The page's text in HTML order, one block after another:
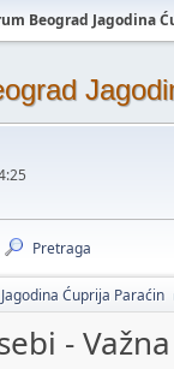
Beograd Jagodina
Pretraga
Ćuprija Paraćin
-